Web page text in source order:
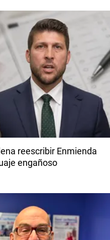
reescribir Enmienda
engañoso